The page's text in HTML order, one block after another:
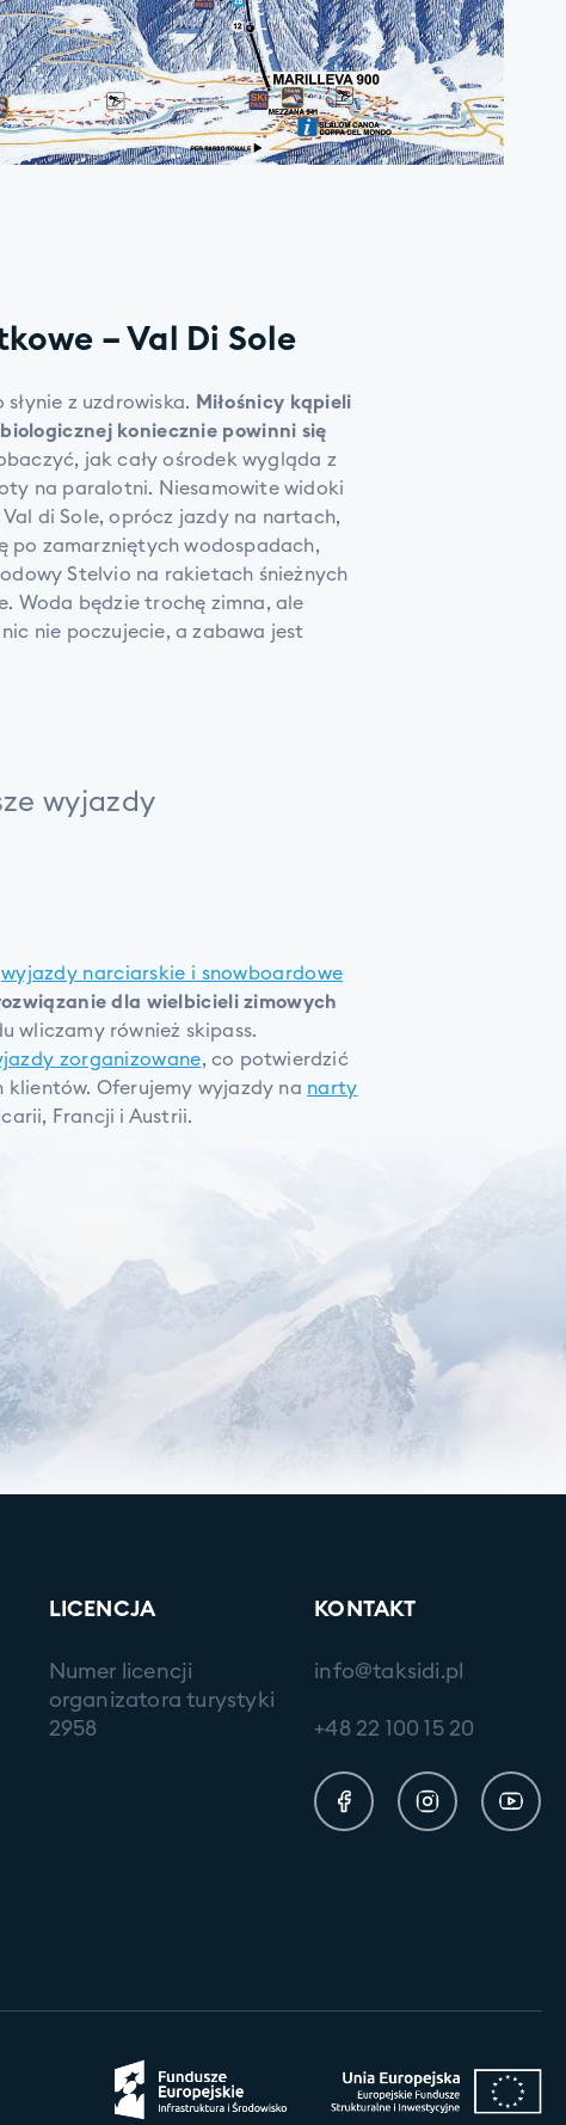
– Val Di Sole
słynie z uzdrowiska. Miłośnicy kąpieli
koniecznie powinni się
jak cały ośrodek wygląda z
na paralotni. Niesamowite widoki
di Sole, oprócz jazdy na nartach,
po zamarzniętych wodospadach,
Stelvio na rakietach śnieżnych
Woda będzie trochę zimna, ale
nie poczujecie, a zabawa jest
wyjazdy
wyjazdy narciarskie i snowboardowe
dla wielbicieli zimowych
wliczamy również skipass.
zorganizowane, co potwierdzić
klientów. Oferujemy wyjazdy na narty
Francji i Austrii.
LICENCJA
Numer licencji
organizatora turystyki
2958
KONTAKT
info@taksidi.pl
+48 22 100 15 20